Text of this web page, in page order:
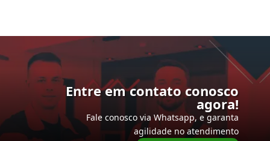
Entre em contato conosco
agora!
Fale conosco via Whatsapp, e garanta
agilidade no atendimento